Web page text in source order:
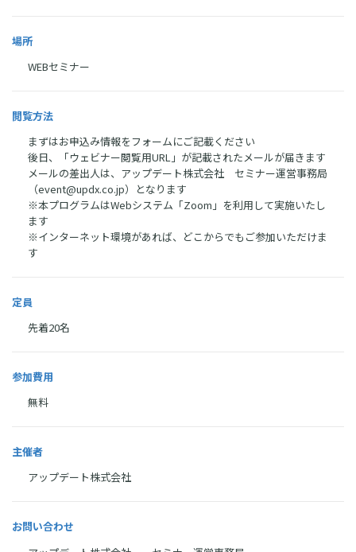
場所
WEBセミナー
閲覧方法
まずはお申込み情報をフォームにご記載ください
後日、「ウェビナー閲覧用URL」が記載されたメールが届きます
メールの差出人は、アップデート株式会社 セミナー運営事務局
（event@updx.co.jp）となります
※本プログラムはWebシステム「Zoom」を利用して実施いたし
ます
※インターネット環境があれば、どこからでもご参加いただけま
す
定員
先着20名
参加費用
無料
主催者
アップデート株式会社
お問い合わせ